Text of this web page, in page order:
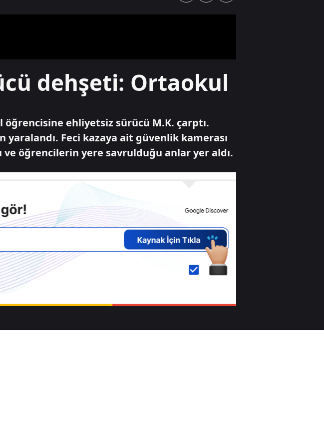
Bilecik'te arazide
Ansiklopedik Türk
Tarih Sözlüğü
Gündem
Akın Gürlek'ten
Behçet Oktay ve
dosyaları için
dehşeti: Ortaokul
öğrencisine ehliyetsiz sürücü M.K. çarptı.
yaralandı. Feci kazaya ait güvenlik kamerası
ve öğrencilerin yere savrulduğu anlar yer aldı.